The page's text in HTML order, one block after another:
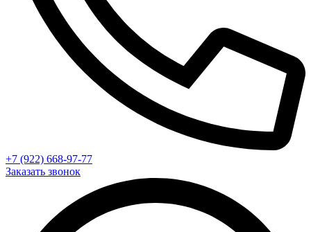
+7 (922) 668-97-77
Заказать звонок